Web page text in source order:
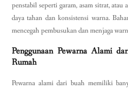
penstabil seperti garam, asam sitrat,
daya tahan dan konsistensi warna.
mencegah pembusukan dan menjaga
Penggunaan Pewarna Alami
Rumah
Pewarna alami dari buah memiliki